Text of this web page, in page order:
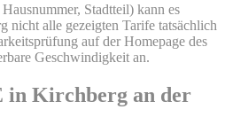
Stadtteil) kann es
nicht alle gezeigten Tarife tatsächlich
auf der Homepage des
Geschwindigkeit an.
in Kirchberg an der